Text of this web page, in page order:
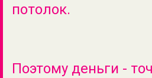
потолок.
Поэтому деньги -